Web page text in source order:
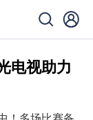
电视助力